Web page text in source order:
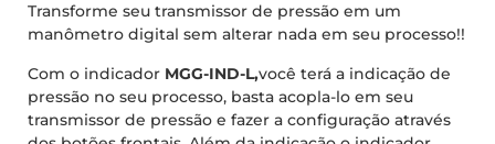
Transforme seu transmissor de pressão em um
manômetro digital sem alterar nada em seu processo!!
Com o indicador MGG-IND-L,você terá a indicação de
pressão no seu processo, basta acopla-lo em seu
transmissor de pressão e fazer a configuração através